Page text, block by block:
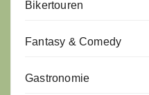
Bikertouren
Fantasy & Comedy
Gastronomie